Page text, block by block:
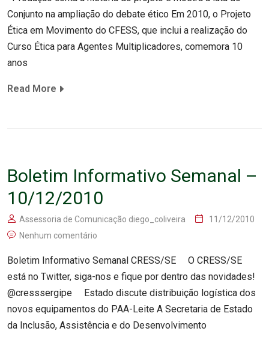
Conjunto na ampliação do debate ético Em 2010, o Projeto
Ética em Movimento do CFESS, que inclui a realização do
Curso Ética para Agentes Multiplicadores, comemora 10
anos
Read More
Boletim Informativo Semanal –
10/12/2010
Assessoria de Comunicação diego_coliveira
11/12/2010
Nenhum comentário
Boletim Informativo Semanal CRESS/SE O CRESS/SE
está no Twitter, siga-nos e fique por dentro das novidades!
@cresssergipe Estado discute distribuição logística dos
novos equipamentos do PAA-Leite A Secretaria de Estado
da Inclusão, Assistência e do Desenvolvimento